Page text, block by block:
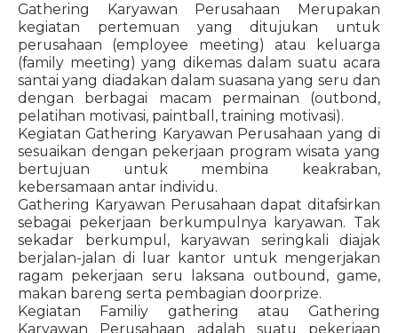
Gathering Karyawan Perusahaan Merupakan
kegiatan pertemuan yang ditujukan untuk
perusahaan (employee meeting) atau keluarga
(family meeting) yang dikemas dalam suatu acara
santai yang diadakan dalam suasana yang seru dan
dengan berbagai macam permainan (outbond,
pelatihan motivasi, paintball, training motivasi).
Kegiatan Gathering Karyawan Perusahaan yang di
sesuaikan dengan pekerjaan program wisata yang
bertujuan untuk membina keakraban,
kebersamaan antar individu.
Gathering Karyawan Perusahaan dapat ditafsirkan
sebagai pekerjaan berkumpulnya karyawan. Tak
sekadar berkumpul, karyawan seringkali diajak
berjalan-jalan di luar kantor untuk mengerjakan
ragam pekerjaan seru laksana outbound, game,
makan bareng serta pembagian doorprize.
Kegiatan Familiy gathering atau Gathering
Karyawan Perusahaan adalah suatu pekerjaan